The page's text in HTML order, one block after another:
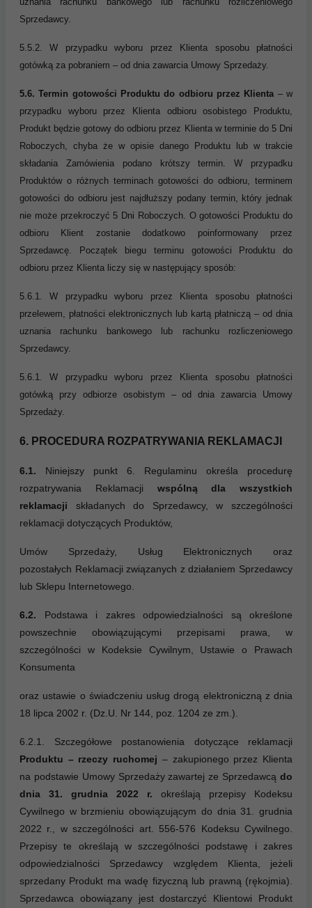
Sprzedawcy.
5.5.2. W przypadku wyboru przez Klienta sposobu płatności
gotówką za pobraniem – od dnia zawarcia Umowy Sprzedaży.
5.6.Termin gotowości Produktu do odbioru przez Klienta – w
przypadku wyboru przez Klienta odbioru osobistego Produktu,
Produkt będzie gotowy do odbioru przez Klienta w terminie do 5 Dni
Roboczych, chyba że w opisie danego Produktu lub w trakcie
składania Zamówienia podano krótszy termin. W przypadku
Produktów o różnych terminach gotowości do odbioru, terminem
gotowości do odbioru jest najdłuższy podany termin, który jednak
nie może przekroczyć 5 Dni Roboczych. O gotowości Produktu do
odbioru Klient zostanie dodatkowo poinformowany przez
Sprzedawcę. Początek biegu terminu gotowości Produktu do
odbioru przez Klienta liczy się w następujący sposób:
5.6.1. W przypadku wyboru przez Klienta sposobu płatności
przelewem, płatności elektronicznych lub kartą płatniczą – od dnia
uznania rachunku bankowego lub rachunku rozliczeniowego
Sprzedawcy.
5.6.1. W przypadku wyboru przez Klienta sposobu płatności
gotówką przy odbiorze osobistym – od dnia zawarcia Umowy
Sprzedaży.
6. PROCEDURA ROZPATRYWANIA REKLAMACJI
6.1. Niniejszy punkt 6. Regulaminu określa procedurę
rozpatrywania Reklamacji wspólną dla wszystkich
reklamacji składanych do Sprzedawcy, w szczególności
reklamacji dotyczących Produktów,
Umów Sprzedaży, Usług Elektronicznych oraz
pozostałych Reklamacji związanych z działaniem Sprzedawcy
lub Sklepu Internetowego.
6.2. Podstawa i zakres odpowiedzialności są określone
powszechnie obowiązującymi przepisami prawa, w
szczególności w Kodeksie Cywilnym, Ustawie o Prawach
Konsumenta
oraz ustawie o świadczeniu usług drogą elektroniczną z dnia
18 lipca 2002 r. (Dz.U. Nr 144, poz. 1204 ze zm.).
6.2.1. Szczegółowe postanowienia dotyczące reklamacji
Produktu – rzeczy ruchomej – zakupionego przez Klienta
na podstawie Umowy Sprzedaży zawartej ze Sprzedawcą do
dnia 31. grudnia 2022 r. określają przepisy Kodeksu
Cywilnego w brzmieniu obowiązującym do dnia 31. grudnia
2022 r., w szczególności art. 556-576 Kodeksu Cywilnego.
Przepisy te określają w szczególności podstawę i zakres
odpowiedzialności Sprzedawcy względem Klienta, jeżeli
sprzedany Produkt ma wadę fizyczną lub prawną (rękojmia).
Sprzedawca obowiązany jest dostarczyć Klientowi Produkt